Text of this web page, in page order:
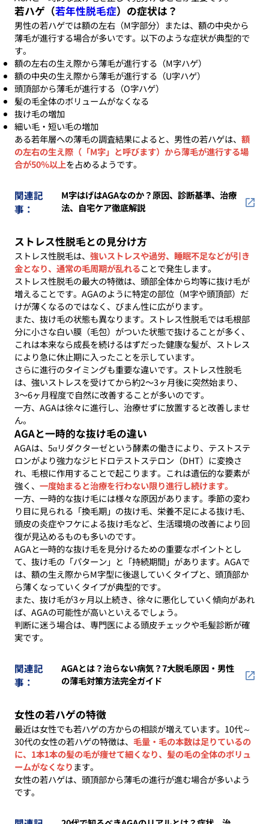
若ハゲ（若年性脱毛症）の症状は？
男性の若ハゲでは額の左右（M字部分）または、額の中央から
薄毛が進行する場合が多いです。以下のような症状が典型的で
す。
額の左右の生え際から薄毛が進行する（M字ハゲ）
額の中央の生え際から薄毛が進行する（U字ハゲ）
頭頂部から薄毛が進行する（O字ハゲ）
髪の毛全体のボリュームがなくなる
抜け毛の増加
細い毛・短い毛の増加
ある若年層への薄毛の調査結果によると、男性の若ハゲは、 額
の左右の生え際（「M字」と呼びます）から薄毛が進行する場
合が50％以上を占めるようです。
関連記
事：
M字はげはAGAなのか？原因、診断基準、治療
法、自宅ケア徹底解説
ストレス性脱毛との見分け方
ストレス性脱毛は、 強いストレスや過労、睡眠不足などが引き
金となり、通常の毛周期が乱れることで発生します。
ストレス性脱毛の最大の特徴は、頭部全体から均等に抜け毛が
増えることです。AGAのように特定の部位（M字や頭頂部）だ
けが薄くなるのではなく、びまん性に広がります。
また、抜け毛の状態も異なります。ストレス性脱毛では毛根部
分に小さな白い膜（毛包）がついた状態で抜けることが多く、
これは本来なら成長を続けるはずだった健康な髪が、ストレス
により急に休止期に入ったことを示しています。
さらに進行のタイミングも重要な違いです。ストレス性脱毛
は、強いストレスを受けてから約2〜3ヶ月後に突然始まり、
3〜6ヶ月程度で自然に改善することが多いのです。
一方、AGAは徐々に進行し、治療せずに放置すると改善しませ
ん。
AGAと一時的な抜け毛の違い
AGAは、5αリダクターゼという酵素の働きにより、テストステ
ロンがより強力なジヒドロテストステロン（DHT）に変換さ
れ、毛根に作用することで起こります。これは遺伝的な要素が
強く、 一度始まると治療を行わない限り進行し続けます。
一方、一時的な抜け毛には様々な原因があります。季節の変わ
り目に見られる「換毛期」の抜け毛、栄養不足による抜け毛、
頭皮の炎症やフケによる抜け毛など、生活環境の改善により回
復が見込めるものも多いのです。
AGAと一時的な抜け毛を見分けるための重要なポイントとし
て、抜け毛の「パターン」と「持続期間」があります。AGAで
は、額の生え際からM字型に後退していくタイプと、頭頂部か
ら薄くなっていくタイプが典型的です。
また、抜け毛が3ヶ月以上続き、徐々に悪化していく傾向があれ
ば、AGAの可能性が高いといえるでしょう。
判断に迷う場合は、専門医による頭皮チェックや毛髪診断が確
実です。
関連記
事：
AGAとは？治らない病気？7大脱毛原因・男性
の薄毛対策方法完全ガイド
女性の若ハゲの特徴
最近は女性でも若ハゲの方からの相談が増えています。10代～
30代の女性の若ハゲの特徴は、 毛量・毛の本数は足りているの
に、1本1本の髪の毛が痩せて細くなり、髪の毛の全体のボリュ
ームがなくなります。
女性の若ハゲは、頭頂部から薄毛の進行が進む場合が多いよう
です。